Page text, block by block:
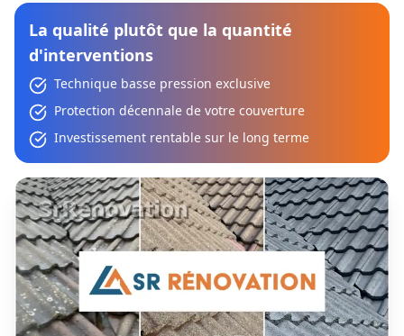
La qualité plutôt que la quantité
d'interventions
Technique basse pression exclusive
Protection décennale de votre couverture
Investissement rentable sur le long terme